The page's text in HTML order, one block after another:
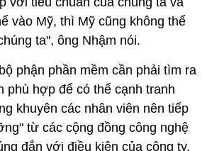
vào Mỹ, thì Mỹ cũng không thể
ta", ông Nhậm nói.
phận phần mềm cần phải tìm ra
phù hợp để có thể cạnh tranh
khuyên các nhân viên nên tiếp
từ các cộng đồng công nghệ
đắn với điều kiện của công ty.